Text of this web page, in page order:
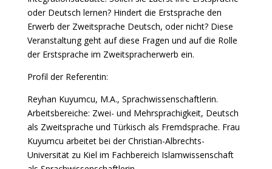
oder Deutsch lernen? Hindert die Erstsprache den
Erwerb der Zweitsprache Deutsch, oder nicht? Diese
Veranstaltung geht auf diese Fragen und auf die Rolle
der Erstsprache im Zweitspracherwerb ein.
Profil der Referentin:
Reyhan Kuyumcu, M.A., Sprachwissenschaftlerin.
Arbeitsbereiche: Zwei- und Mehrsprachigkeit, Deutsch
als Zweitsprache und Türkisch als Fremdsprache. Frau
Kuyumcu arbeitet bei der Christian-Albrechts-
Universität zu Kiel im Fachbereich Islamwissenschaft